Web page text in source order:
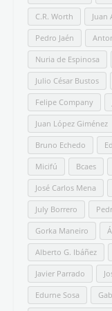
C.R. Worth Juan
Pedro Jaén
Nuria de Espinosa
Julio César Bustos
Felipe Company
Juan López Giménez
Bruno Echedo
Micifú Bcaes
José Carlos Mena
July Borrero
Gorka Maneiro
Alberto G. Ibáñez
Javier Parrado
Edurne Sosa